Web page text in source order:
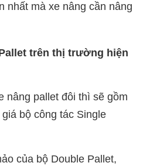
nhất mà xe nâng cần nâng
trên thị trường hiện
nâng pallet đôi thì sẽ gồm
bộ công tác Single
của bộ Double Pallet,